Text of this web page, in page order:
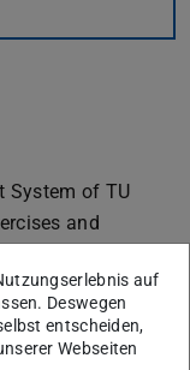
System of TU
and
to get in touch
auf
Deswegen
entscheiden,
Webseiten